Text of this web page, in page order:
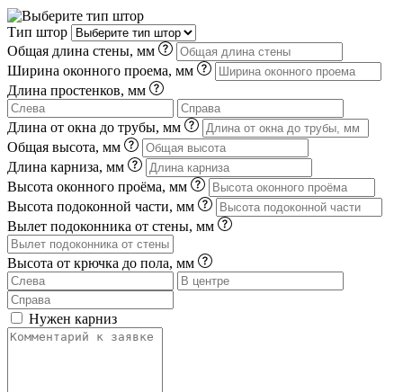
Тип штор
Общая длина стены, мм
Ширина оконного проема, мм
Длина простенков, мм
Длина от окна до трубы, мм
Общая высота, мм
Длина карниза, мм
Высота оконного проёма, мм
Высота подоконной части, мм
Вылет подоконника от стены, мм
Высота от крючка до пола, мм
Нужен карниз